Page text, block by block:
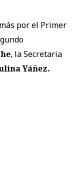
por el Primer
, la Secretaria
Yáñez.